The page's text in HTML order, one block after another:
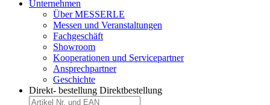
Unternehmen
Über MESSERLE
Messen und Veranstaltungen
Fachgeschäft
Showroom
Kooperationen und Servicepartner
Ansprechpartner
Geschichte
Direkt- bestellung Direktbestellung